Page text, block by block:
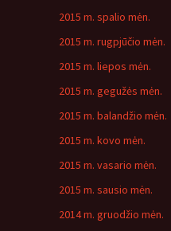
2015 m. spalio mėn.
2015 m. rugpjūčio mėn.
2015 m. liepos mėn.
2015 m. gegužės mėn.
2015 m. balandžio mėn.
2015 m. kovo mėn.
2015 m. vasario mėn.
2015 m. sausio mėn.
2014 m. gruodžio mėn.